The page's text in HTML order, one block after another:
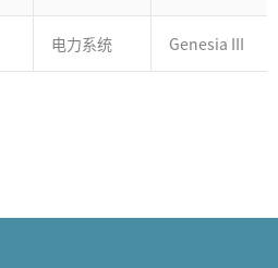
电力系统 Genesia III